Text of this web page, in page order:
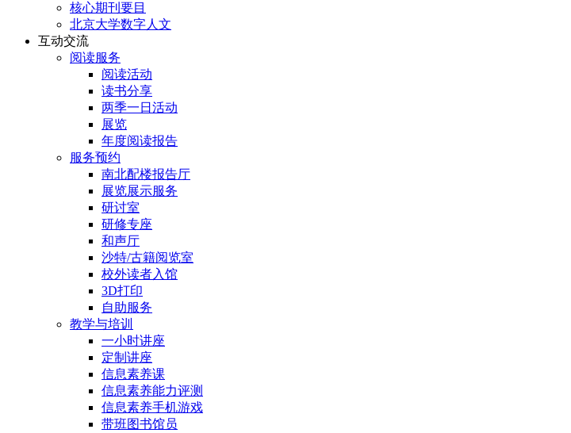
核心期刊要目
北京大学数字人文
互动交流
阅读服务
阅读活动
读书分享
两季一日活动
展览
年度阅读报告
服务预约
南北配楼报告厅
展览展示服务
研讨室
研修专座
和声厅
沙特/古籍阅览室
校外读者入馆
3D打印
自助服务
教学与培训
一小时讲座
定制讲座
信息素养课
信息素养能力评测
信息素养手机游戏
带班图书馆员